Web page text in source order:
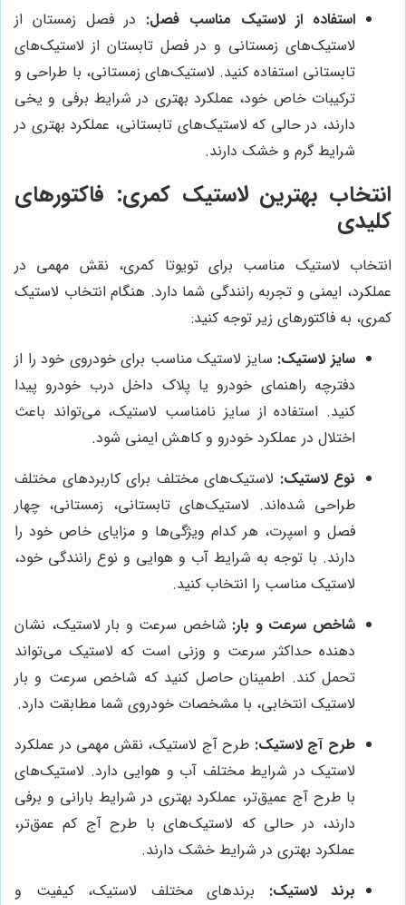
استفاده از لاستیک مناسب فصل: در فصل زمستان از
لاستیک‌های زمستانی و در فصل تابستان از لاستیک‌های
تابستانی استفاده کنید. لاستیک‌های زمستانی، با طراحی و
ترکیبات خاص خود، عملکرد بهتری در شرایط برفی و یخی
دارند، در حالی که لاستیک‌های تابستانی، عملکرد بهتری در
شرایط گرم و خشک دارند.
انتخاب بهترین لاستیک کمری: فاکتورهای
کلیدی
انتخاب لاستیک مناسب برای تویوتا کمری، نقش مهمی در
عملکرد، ایمنی و تجربه رانندگی شما دارد. هنگام انتخاب لاستیک
کمری، به فاکتورهای زیر توجه کنید:
سایز لاستیک: سایز لاستیک مناسب برای خودروی خود را از
دفترچه راهنمای خودرو یا پلاک داخل درب خودرو پیدا
کنید. استفاده از سایز نامناسب لاستیک، می‌تواند باعث
اختلال در عملکرد خودرو و کاهش ایمنی شود.
نوع لاستیک: لاستیک‌های مختلف برای کاربردهای مختلف
طراحی شده‌اند. لاستیک‌های تابستانی، زمستانی، چهار
فصل و اسپرت، هر کدام ویژگی‌ها و مزایای خاص خود را
دارند. با توجه به شرایط آب و هوایی و نوع رانندگی خود،
لاستیک مناسب را انتخاب کنید.
شاخص سرعت و بار: شاخص سرعت و بار لاستیک، نشان
دهنده حداکثر سرعت و وزنی است که لاستیک می‌تواند
تحمل کند. اطمینان حاصل کنید که شاخص سرعت و بار
لاستیک انتخابی، با مشخصات خودروی شما مطابقت دارد.
طرح آج لاستیک: طرح آج لاستیک، نقش مهمی در عملکرد
لاستیک در شرایط مختلف آب و هوایی دارد. لاستیک‌های
با طرح آج عمیق‌تر، عملکرد بهتری در شرایط بارانی و برفی
دارند، در حالی که لاستیک‌های با طرح آج کم عمق‌تر،
عملکرد بهتری در شرایط خشک دارند.
برند لاستیک: برندهای مختلف لاستیک، کیفیت و